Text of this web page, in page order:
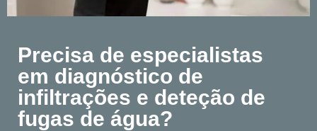
Precisa de especialistas
em diagnóstico de
infiltrações e deteção de
fugas de água?